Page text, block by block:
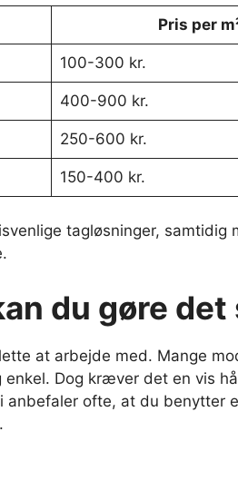
Pris per
100-300 kr.
400-900 kr.
250-600 kr.
150-400 kr.
tagløsninger, samtidig
du gøre det
at arbejde med. Mange
enkel. Dog kræver det en vis
anbefaler ofte, at du benytter